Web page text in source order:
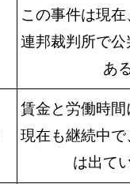
この事件は現
連邦裁判所で公
あ
賃金と労働時
現在も継続中
は出て